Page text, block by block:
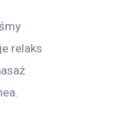
relaks